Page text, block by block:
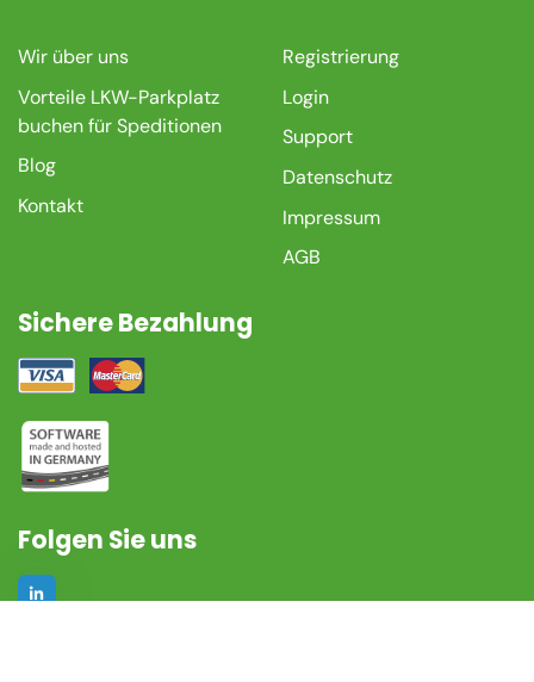
Wir über uns
Vorteile LKW-Parkplatz
buchen für Speditionen
Blog
Kontakt
Registrierung
Login
Support
Datenschutz
Impressum
AGB
Sichere Bezahlung
Folgen Sie uns